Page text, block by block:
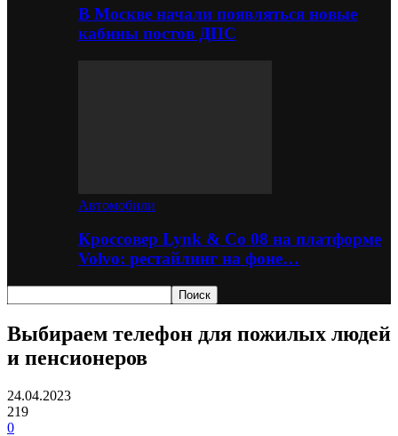
В Москве начали появляться новые
кабины постов ДПС
Автомобили
Кроссовер Lynk & Co 08 на платформе
Volvo: рестайлинг на фоне…
Выбираем телефон для пожилых людей
и пенсионеров
24.04.2023
219
0